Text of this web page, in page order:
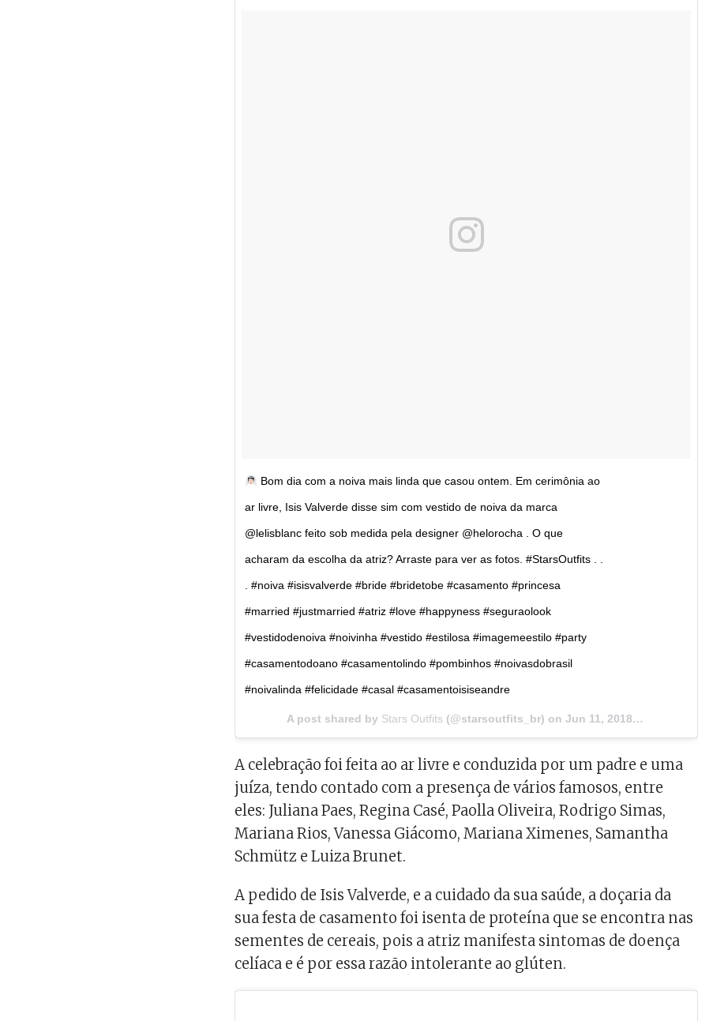
Bom dia com a noiva mais linda que casou ontem. Em cerimônia ao
ar livre, Isis Valverde disse sim com vestido de noiva da marca
@lelisblanc feito sob medida pela designer @helorocha . O que
acharam da escolha da atriz? Arraste para ver as fotos. #StarsOutfits . .
. #noiva #isisvalverde #bride #bridetobe #casamento #princesa
#married #justmarried #atriz #love #happyness #seguraolook
#vestidodenoiva #noivinha #vestido #estilosa #imagemeestilo #party
#casamentodoano #casamentolindo #pombinhos #noivasdobrasil
#noivalinda #felicidade #casal #casamentoisiseandre
A post shared by Stars Outfits (@starsoutfits_br) onJun 11, 2018 at 5:03am PDT
A celebração foi feita ao ar livre e conduzida por um padre e uma
juíza, tendo contado com a presença de vários famosos, entre
eles: Juliana Paes, Regina Casé, Paolla Oliveira, Rodrigo Simas,
Mariana Rios, Vanessa Giácomo, Mariana Ximenes, Samantha
Schmütz e Luiza Brunet.
A pedido de Isis Valverde, e a cuidado da sua saúde, a doçaria da
sua festa de casamento foi isenta de proteína que se encontra nas
sementes de cereais, pois a atriz manifesta sintomas de doença
celíaca e é por essa razão intolerante ao glúten.